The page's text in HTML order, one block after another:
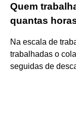
Quem
quantas
Na escala de
trabalhadas o
seguidas de